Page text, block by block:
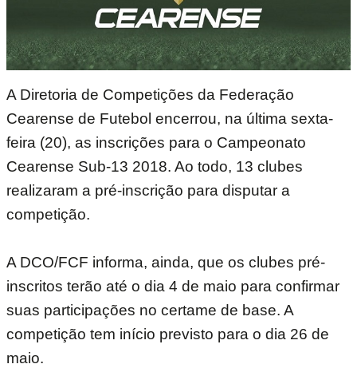
A Diretoria de Competições da Federação
Cearense de Futebol encerrou, na última sexta-
feira (20), as inscrições para o Campeonato
Cearense Sub-13 2018. Ao todo, 13 clubes
realizaram a pré-inscrição para disputar a
competição.
A DCO/FCF informa, ainda, que os clubes pré-
inscritos terão até o dia 4 de maio para confirmar
suas participações no certame de base. A
competição tem início previsto para o dia 26 de
maio.